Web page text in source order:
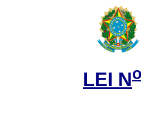
LEI No